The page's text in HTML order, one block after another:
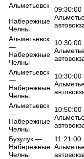
Альметьевск
—
Набережные
Челны
09:30:00
Альметьевск
—
Набережные
Челны
10:30:00
Альметьевск
—
Набережные
Челны
10:30:00
Альметьевск
—
Набережные
Челны
10:50:00
Бузулук —
Набережные
Челны
11:21:00